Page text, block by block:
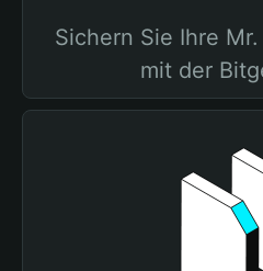
Sichern Sie Ihre
mit der